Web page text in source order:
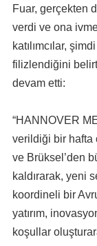
Fuar, gerçekten
verdi ve ona
katılımcılar,
filizlendiğini
devam etti:
“HANNOVER
verildiği bir hafta
ve Brüksel’den
kaldırarak, yeni
koordineli bir
yatırım,
koşullar